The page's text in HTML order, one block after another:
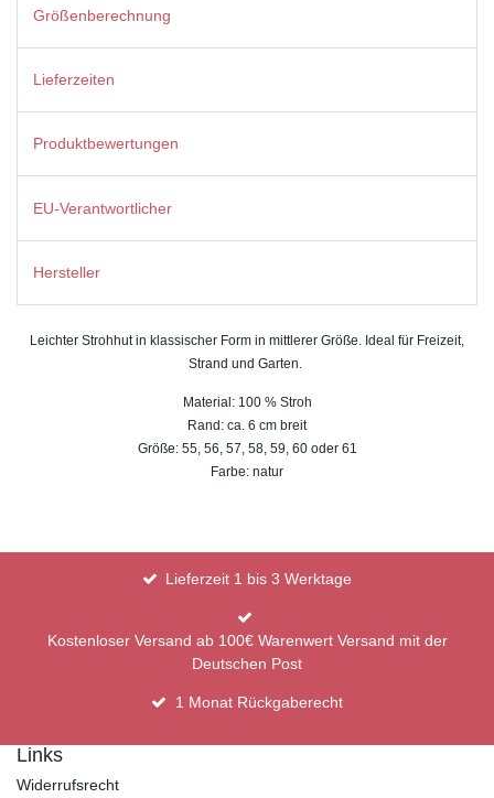
Größenberechnung
Lieferzeiten
Produktbewertungen
EU-Verantwortlicher
Hersteller
Leichter Strohhut in klassischer Form in mittlerer Größe. Ideal für Freizeit,
Strand und Garten.
Material: 100 % Stroh
Rand: ca. 6 cm breit
Größe: 55, 56, 57, 58, 59, 60 oder 61
Farbe: natur
Lieferzeit 1 bis 3 Werktage
Kostenloser Versand ab 100€ Warenwert Versand mit der
Deutschen Post
1 Monat Rückgaberecht
Links
Widerrufsrecht